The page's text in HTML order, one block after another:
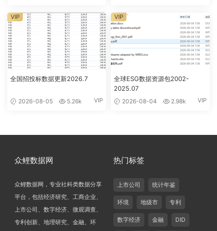
全国招投标数据更新2026.7
2026-08-05 5.26k VIP
VIP
全球ESG数据资源包2002-
2025.07
2026-08-04 2.98k VIP
VIP
众鲤数据网
众鲤数据网，专业社科类数据分享
平台，包括经济研究、工商企业、
上市公司、数字经济、微观调查、
专利创新、地理研究、金融、环
热门标签
上市公司 统计年鉴
环境 地级市 专利
数字经济 金融 DID